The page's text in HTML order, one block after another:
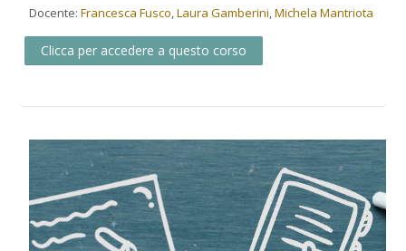
Docente:Francesca Fusco ,Laura Gamberini ,Michela Mantriota
Clicca per accedere a questo corso